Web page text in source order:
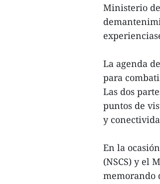
Ministerio
La agenda
para
Las dos
puntos de
y
En la
(NSCS) y el
memorando